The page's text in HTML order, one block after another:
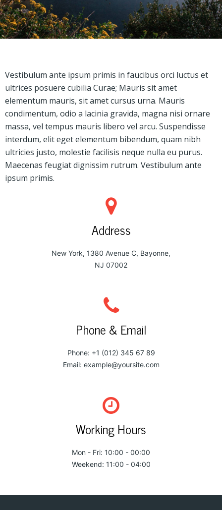
Vestibulum ante ipsum primis in faucibus orci luctus et
ultrices posuere cubilia Curae; Mauris sit amet
elementum mauris, sit amet cursus urna. Mauris
condimentum, odio a lacinia gravida, magna nisi ornare
massa, vel tempus mauris libero vel arcu. Suspendisse
interdum, elit eget elementum bibendum, quam nibh
ultricies justo, molestie facilisis neque nulla eu purus.
Maecenas feugiat dignissim rutrum. Vestibulum ante
ipsum primis.
Address
New York, 1380 Avenue C, Bayonne,
NJ 07002
Phone & Email
Phone: +1 (012) 345 67 89
Email: example@yoursite.com
Working Hours
Mon - Fri: 10:00 - 00:00
Weekend: 11:00 - 04:00